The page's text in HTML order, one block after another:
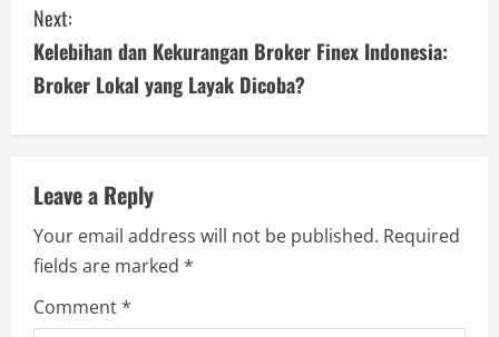
t
i
n
e
R
e
Next:
Kelebihan dan Kekurangan Broker Finex Indonesia:
Broker Lokal yang Layak Dicoba?
Leave a Reply
Your email address will not be published. Required
fields are marked *
Comment*